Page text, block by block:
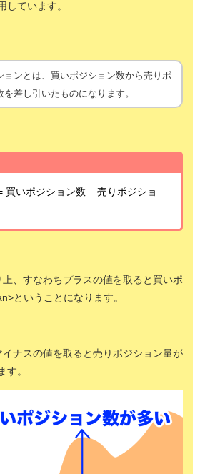
しています。
ョンとは、買いポジション数から売りポ
を差し引いたものになります。
買いポジション数 − 売りポジショ
、すなわちプラスの値を取ると買いポ
ということになります。
ナスの値を取ると売りポジション量が
す。